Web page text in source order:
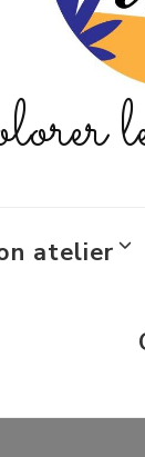
atelier